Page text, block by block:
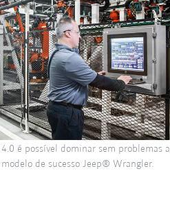
é possível dominar sem problemas a
de sucesso Jeep® Wrangler.